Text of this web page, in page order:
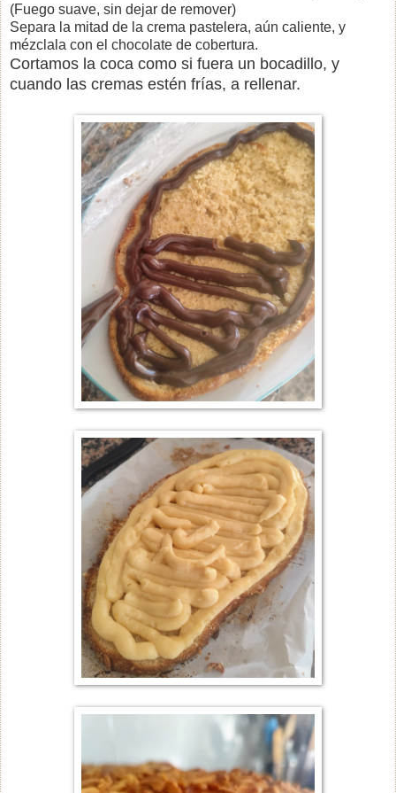
(Fuego suave, sin dejar de remover)
Separa la mitad de la crema pastelera, aún caliente, y
mézclala con el chocolate de cobertura.
Cortamos la coca como si fuera un bocadillo, y
cuando las cremas estén frías, a rellenar.